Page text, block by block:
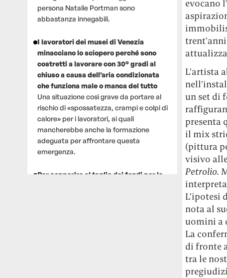
persona Natalie Portman sono
abbastanza innegabili.
I lavoratori dei musei di Venezia
minacciano lo sciopero perché sono
costretti a lavorare con 30° gradi al
chiuso a causa dell’aria condizionata
che funziona male o manca del tutto
Una situazione così grave da portare al
rischio di «spossatezza, crampi e colpi di
calore» per i lavoratori, ai quali
mancherebbe anche la formazione
adeguata per affrontare questa
emergenza.
Per sopperire al taglio dei fondi per la
evocano
L’artista
un set di
presenta
il mix
(pittura
visivo
Petrolio.
L’ipotesi
nota al
uomini a
La
di fronte
tra le